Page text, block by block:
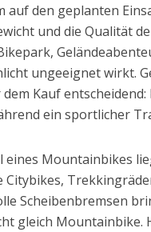
auf den geplanten
und die Qualität
ungeeignet wirkt.
Kauf
ein sportlicher
Mountainbikes
Citybikes,
Scheibenbremsen
gleich Mountainbike.